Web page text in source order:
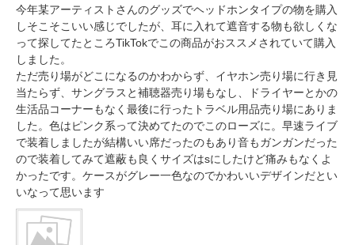
今年某アーティストさんのグッズでヘッドホンタイプの物を購入
しそこそこいい感じでしたが、耳に入れて遮音する物も欲しくな
って探してたところTikTokでこの商品がおススメされていて購入
しました。
ただ売り場がどこになるのかわからず、イヤホン売り場に行き見
当たらず、サングラスと補聴器売り場もなし、ドライヤーとかの
生活品コーナーもなく最後に行ったトラベル用品売り場にありま
した。色はピンク系って決めてたのでこのローズに。早速ライブ
で装着しましたが結構いい席だったのもあり音もガンガンだった
ので装着してみて遮蔽も良くサイズはsにしたけど痛みもなくよ
かったです。ケースがグレー一色なのでかわいいデザインだとい
いなって思います